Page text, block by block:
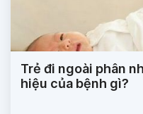
Trẻ đi ngoài phân
hiệu của bệnh gì?